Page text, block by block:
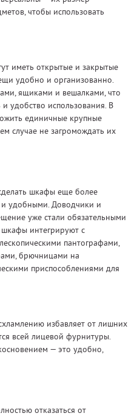
чтобы использовать
иметь открытые и закрытые
удобно и организованно.
ящиками и вешалками, что
удобство использования. В
единичные крупные
случае не загромождать их
шкафы еще более
удобными. Доводчики и
уже стали обязательными
интегрируют с
пантографами,
брючницами на
приспособлениями для
избавляет от лишних
всей лицевой фурнитуры.
— это удобно,
отказаться от